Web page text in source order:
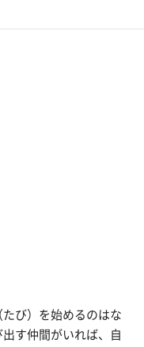
び）を始めるのはな
す仲間がいれば、自